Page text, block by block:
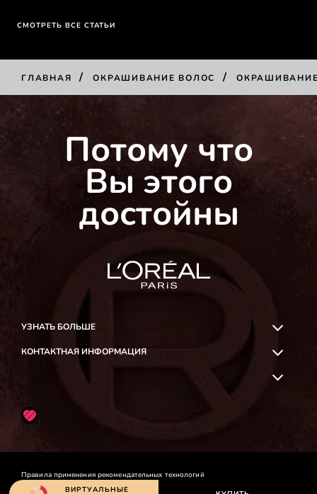
СМОТРЕТЬ ВСЕ СТАТЬИ
ВИРТУАЛЬНЫЕ
ГЛАВНАЯ / ОКРАШИВАНИЕ ВОЛОС /
КУПИТЬ
Потому что
Вы этого
достойны
УЗНАТЬ БОЛЬШЕ
КОНТАКТНАЯ ИНФОРМАЦИЯ
Правила применения рекомендательных технологий
Правила пользования сайтом